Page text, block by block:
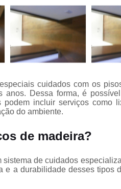
de
de
pisos
pisos
de
de
cuidados com os
anos. Dessa forma, é
podem incluir serviços como
do ambiente.
de madeira?
sistema de cuidados
e a durabilidade desses tipos